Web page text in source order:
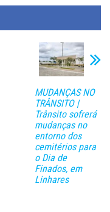
MUDANÇAS NO
TRÂNSITO |
Trânsito sofrerá
mudanças no
entorno dos
cemitérios para
o Dia de
Finados, em
Linhares